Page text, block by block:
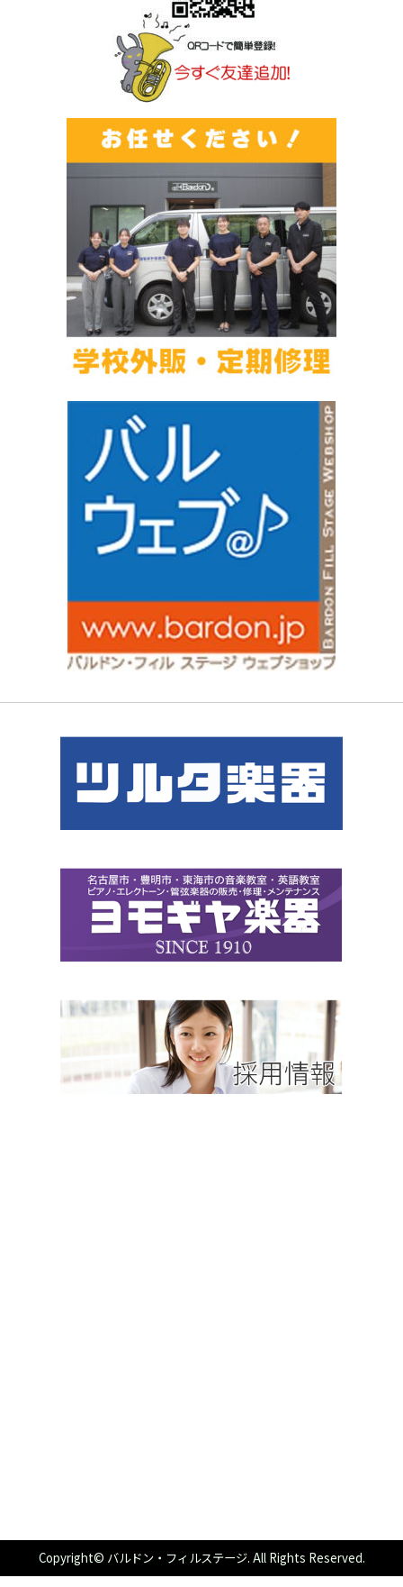
Copyright© バルドン・フィルステージ. All Rights Reserved.